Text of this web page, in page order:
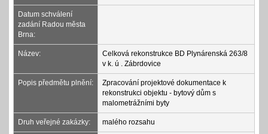
Datum schválení
zadání Radou města
Brna:
Název:
Celková rekonstrukce BD Plynárenská 263/8
v k. ú . Zábrdovice
Popis předmětu plnění:
Zpracování projektové dokumentace k
rekonstrukci objektu - bytový dům s
malometrážními byty
Druh veřejné zakázky: malého rozsahu